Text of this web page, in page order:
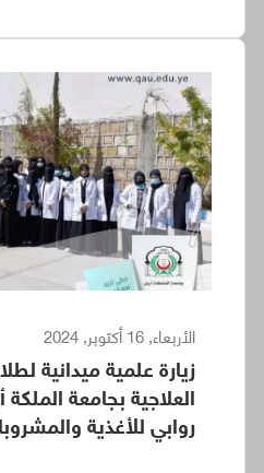
الأربعاء, 16 أكتوبر, 2024
زيارة علمية ميدانية
العلاجية بجامعة
روابي للأغذية